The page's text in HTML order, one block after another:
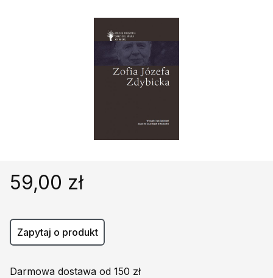
59,00 zł
Zapytaj o produkt
Darmowa dostawa od 150 zł